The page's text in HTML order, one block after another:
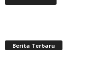
Berita Terbaru